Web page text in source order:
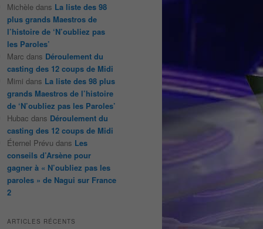
Michèle dans La liste des 98
plus grands Maestros de
l’histoire de ‘N’oubliez pas
les Paroles’
Marc dans Déroulement du
casting des 12 coups de Midi
Mimi dans La liste des 98 plus
grands Maestros de l’histoire
de ‘N’oubliez pas les Paroles’
Hubac dans Déroulement du
casting des 12 coups de Midi
Éternel Prévu dans Les
conseils d’Arsène pour
gagner à « N’oubliez pas les
paroles » de Nagui sur France
2
ARTICLES RÉCENTS